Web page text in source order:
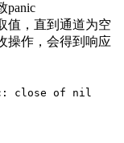
panic
值，直到通道为空
操作，会得到响应
close of nil